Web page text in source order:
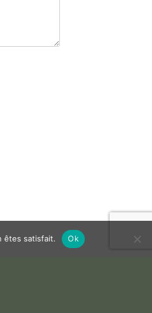
êtes satisfait. Ok